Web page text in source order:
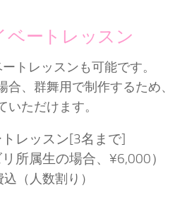
ベートレッスン
トレッスンも可能です。
、群舞用で制作するため、
ただけます。
トレッスン[3名まで]
所属生の場合、¥6,000）
（人数割り）